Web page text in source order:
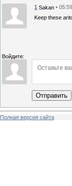
1 Sakan •
Keep these
Войдите:
Отправить
Полная версия сайта